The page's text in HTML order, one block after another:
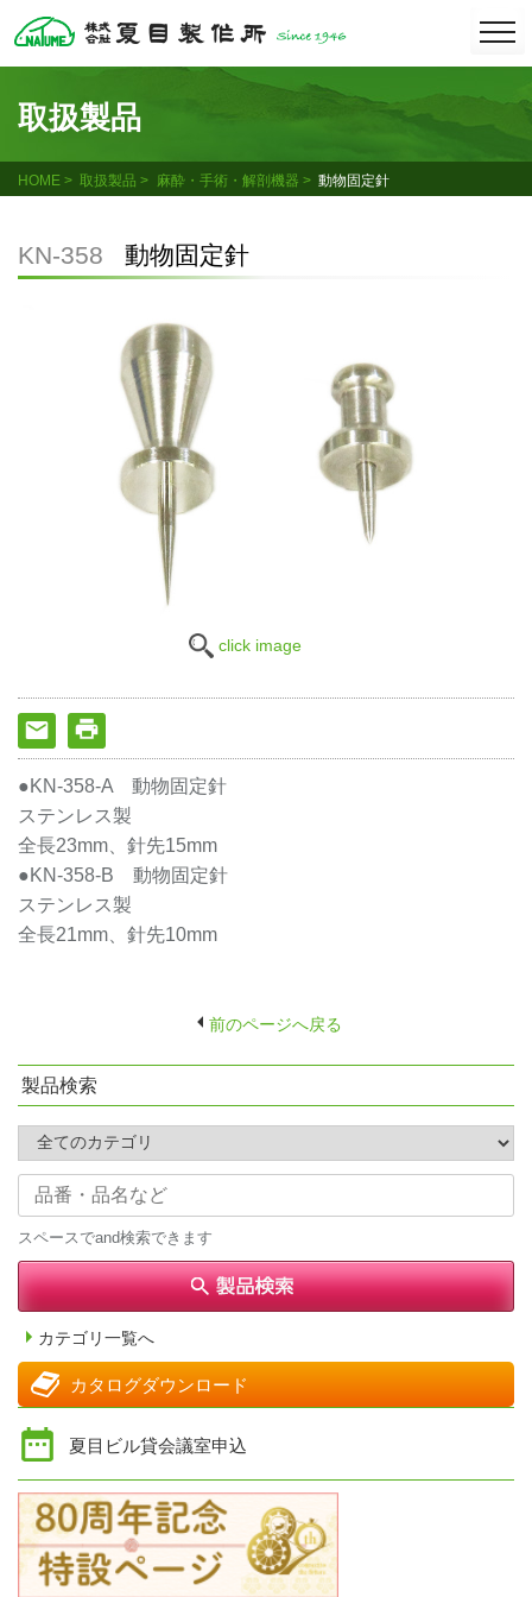
Skip
取扱製品
HOME 取扱製品 麻酔・手術・解剖機器 動物固定針
KN-358 動物固定針
click image
●KN-358-A 動物固定針
ステンレス製
全長23mm、針先15mm
●KN-358-B 動物固定針
ステンレス製
全長21mm、針先10mm
前のページへ戻る
製品検索
スペースでand検索できます
カテゴリ一覧へ
カタログダウンロード
夏目ビル貸会議室申込